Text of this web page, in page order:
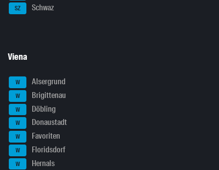
SZ Schwaz
Viena
W Alsergrund
W Brigittenau
W Döbling
W Donaustadt
W Favoriten
W Floridsdorf
W Hernals